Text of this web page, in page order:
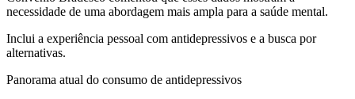
necessidade de uma abordagem mais ampla para a saúde mental.
Inclui a experiência pessoal com antidepressivos e a busca por
alternativas.
Panorama atual do consumo de antidepressivos